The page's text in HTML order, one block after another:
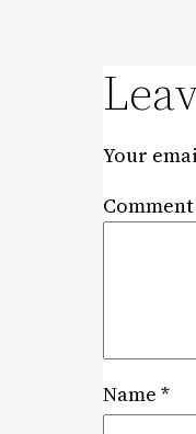
Your
Comment
Name *